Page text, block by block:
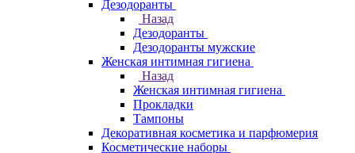
Дезодоранты
Назад
Дезодоранты
Дезодоранты мужские
Женская интимная гигиена
Назад
Женская интимная гигиена
Прокладки
Тампоны
Декоративная косметика и парфюмерия
Косметические наборы